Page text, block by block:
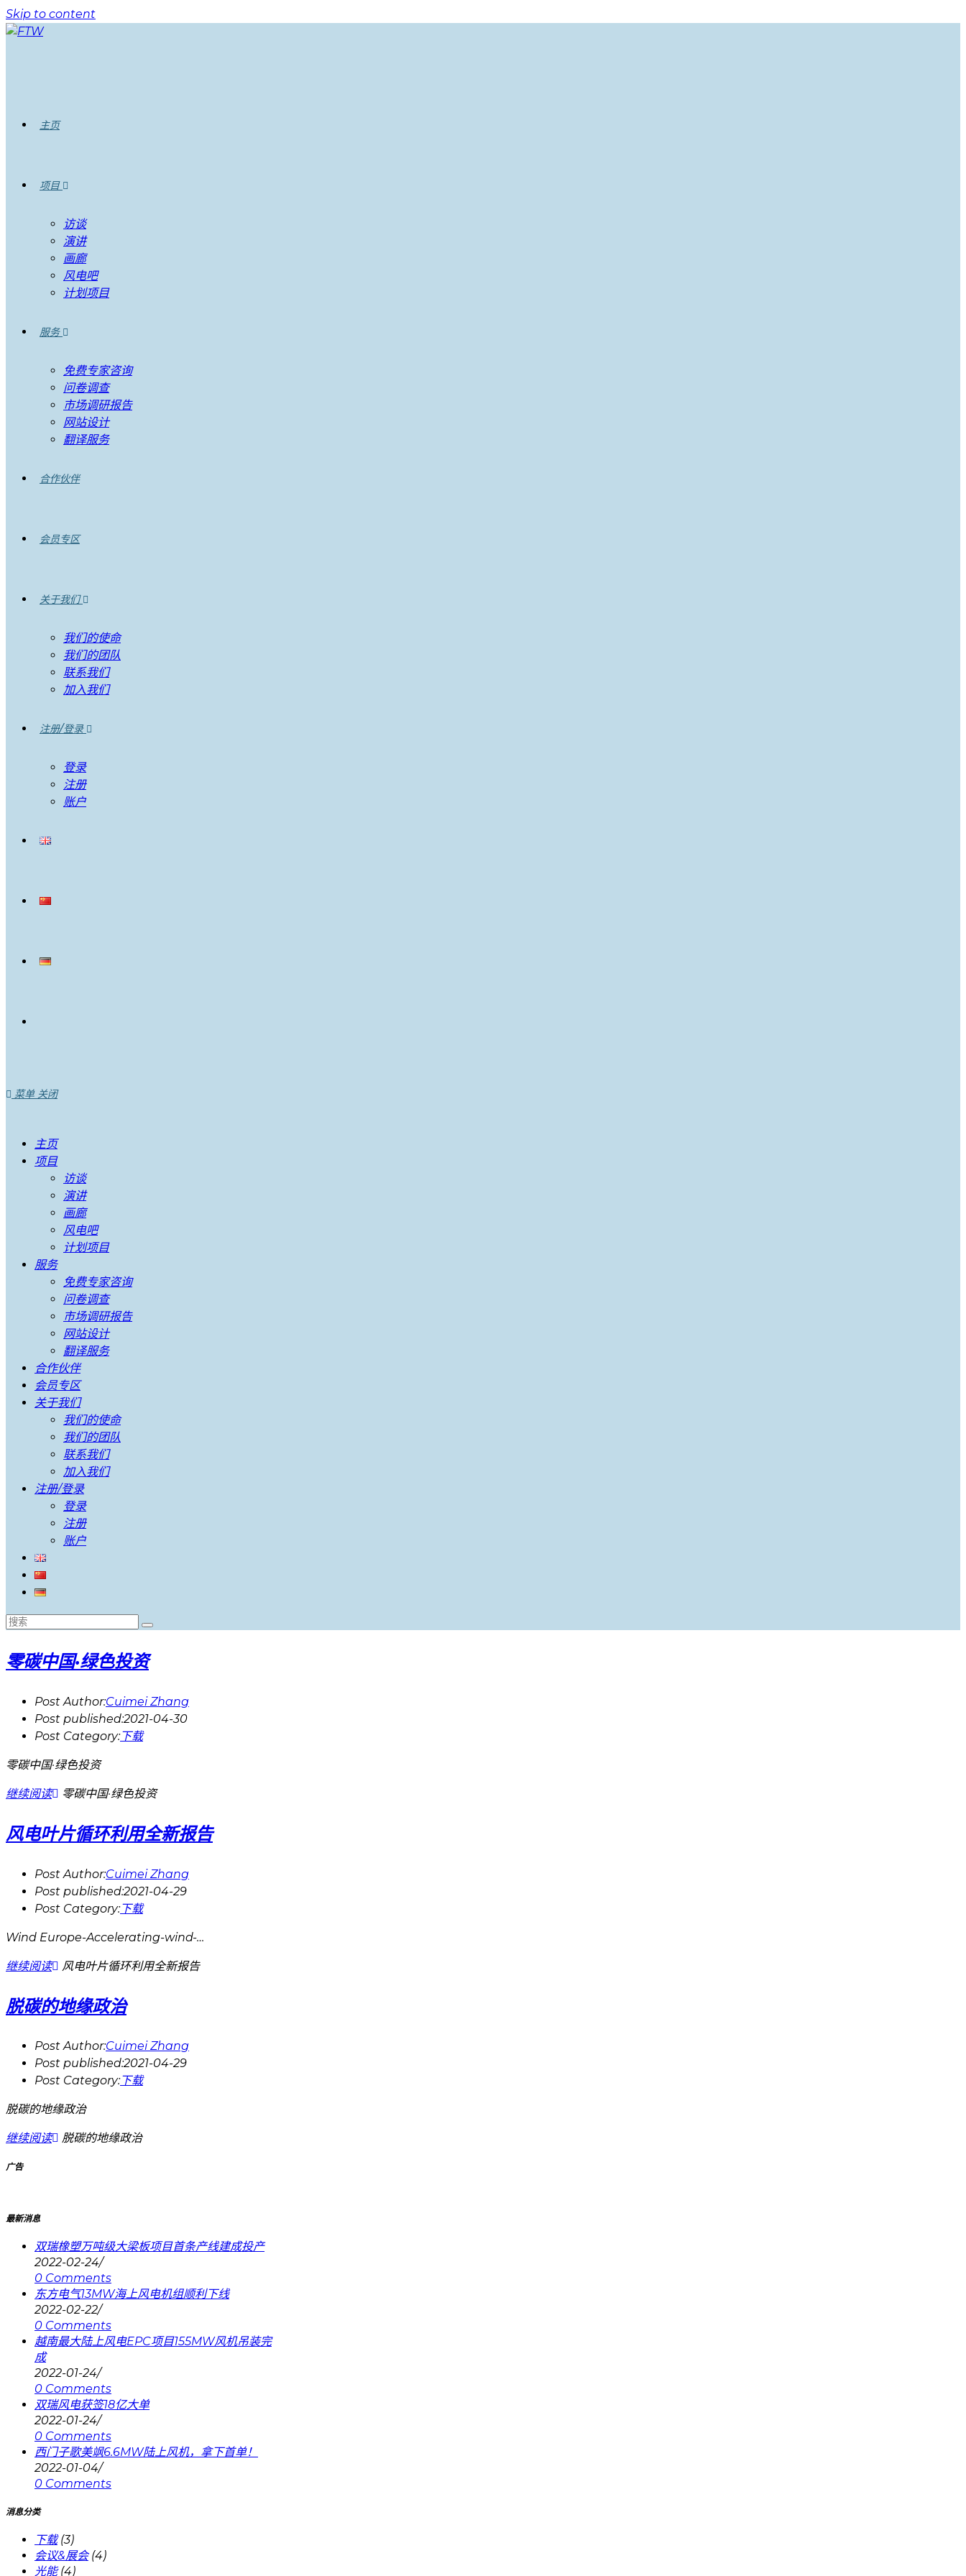
Skip to content
主页
项目
访谈
演讲
画廊
风电吧
计划项目
服务
免费专家咨询
问卷调查
市场调研报告
网站设计
翻译服务
合作伙伴
会员专区
关于我们
我们的使命
我们的团队
联系我们
加入我们
注册/登录
登录
注册
账户
菜单 关闭
主页
项目
访谈
演讲
画廊
风电吧
计划项目
服务
免费专家咨询
问卷调查
市场调研报告
网站设计
翻译服务
合作伙伴
会员专区
关于我们
我们的使命
我们的团队
联系我们
加入我们
注册/登录
登录
注册
账户
零碳中国·绿色投资
Post Author:Cuimei Zhang
Post published:2021-04-30
Post Category:下载
零碳中国·绿色投资
继续阅读 零碳中国·绿色投资
风电叶片循环利用全新报告
Post Author:Cuimei Zhang
Post published:2021-04-29
Post Category:下载
Wind Europe-Accelerating-wind-…
继续阅读 风电叶片循环利用全新报告
脱碳的地缘政治
Post Author:Cuimei Zhang
Post published:2021-04-29
Post Category:下载
脱碳的地缘政治
继续阅读 脱碳的地缘政治
广告
最新消息
双瑞橡塑万吨级大梁板项目首条产线建成投产
2022-02-24/
0 Comments
东方电气13MW海上风电机组顺利下线
2022-02-22/
0 Comments
越南最大陆上风电EPC项目155MW风机吊装完
成
2022-01-24/
0 Comments
双瑞风电获签18亿大单
2022-01-24/
0 Comments
西门子歌美飒6.6MW陆上风机，拿下首单！
2022-01-04/
0 Comments
消息分类
下载 (3)
会议&展会 (4)
光能 (4)